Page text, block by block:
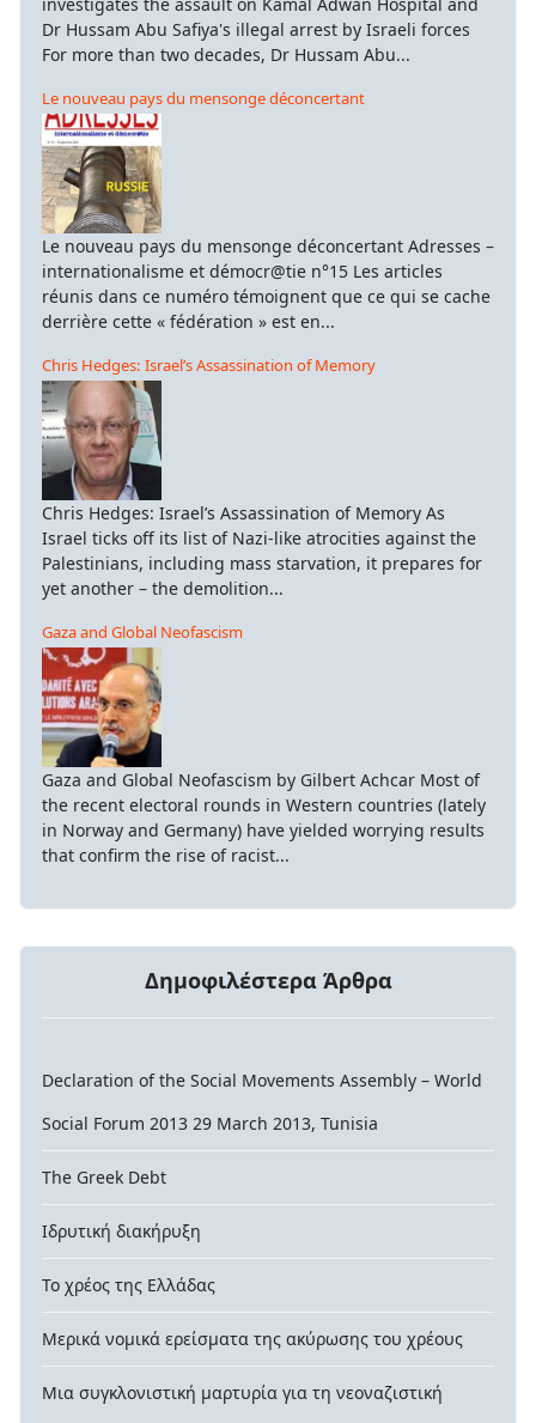
Dr Hussam Abu Safiya's illegal arrest by Israeli forces
For more than two decades, Dr Hussam Abu...
Le nouveau pays du mensonge déconcertant
Le nouveau pays du mensonge déconcertant Adresses –
internationalisme et démocr@tie n°15 Les articles
réunis dans ce numéro témoignent que ce qui se cache
derrière cette « fédération » est en...
Chris Hedges: Israel’s Assassination of Memory
Chris Hedges: Israel’s Assassination of Memory As
Israel ticks off its list of Nazi-like atrocities against the
Palestinians, including mass starvation, it prepares for
yet another – the demolition...
Gaza and Global Neofascism
Gaza and Global Neofascism by Gilbert Achcar Most of
the recent electoral rounds in Western countries (lately
in Norway and Germany) have yielded worrying results
that confirm the rise of racist...
Δημοφιλέστερα Άρθρα
Declaration of the Social Movements Assembly – World
Social Forum 2013 29 March 2013, Tunisia
The Greek Debt
Ιδρυτική διακήρυξη
Το χρέος της Ελλάδας
Μερικά νομικά ερείσματα της ακύρωσης του χρέους
Μια συγκλονιστική μαρτυρία για τη νεοναζιστική